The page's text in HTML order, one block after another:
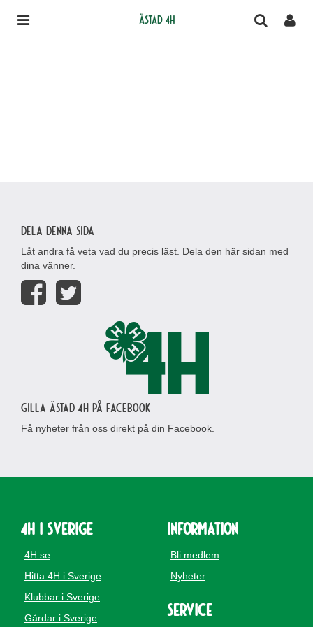
Ästad 4H
Dela denna sida
Låt andra få veta vad du precis läst. Dela den här sidan med
dina vänner.
Gilla Ästad 4H på Facebook
Få nyheter från oss direkt på din Facebook.
4H i Sverige
4H.se
Hitta 4H i Sverige
Klubbar i Sverige
Gårdar i Sverige
Information
Bli medlem
Nyheter
Service